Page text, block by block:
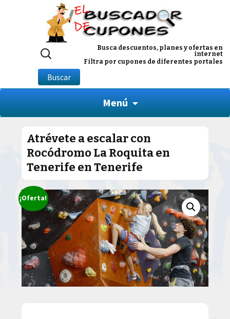
Busca descuentos, planes y ofertas en
internet
Filtra por cupones de diferentes portales
Buscar
por:
Buscar
Menú
Atrévete a escalar con
Rocódromo La Roquita en
Tenerife en Tenerife
¡Oferta!